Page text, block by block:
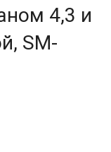
4,3 и
SM-